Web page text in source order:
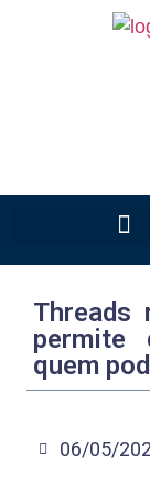
Threads
permite
quem
06/05/